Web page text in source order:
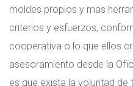
moldes propios y mas
criterios y esfuerzos,
cooperativa o lo que ellos
asesoramiento desde la
es que exista la voluntad de